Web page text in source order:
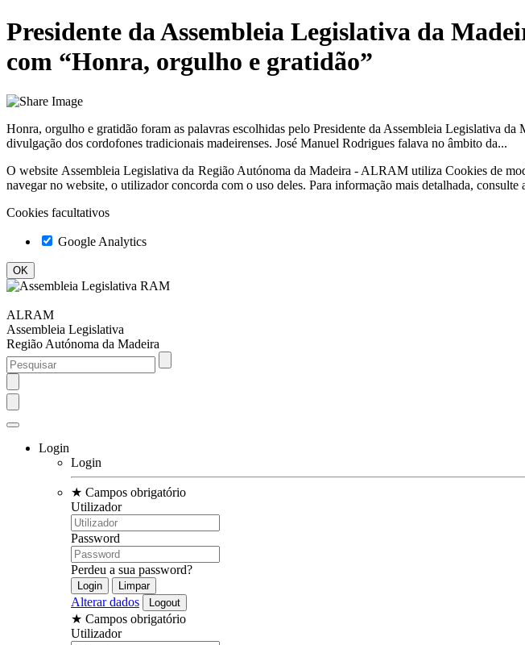
Presidente da Assembleia Legislativa da
com “Honra, orgulho e gratidão”
Honra, orgulho e gratidão foram as palavras escolhidas pelo Presidente da Assembleia Legislativa
divulgação dos cordofones tradicionais madeirenses. José Manuel Rodrigues falava no âmbito da...
O website Assembleia Legislativa da Região Autónoma da Madeira - ALRAM utiliza Cookies de
navegar no website, o utilizador concorda com o uso deles. Para informação mais detalhada, consulte
Cookies facultativos
Google Analytics
ALRAM
Assembleia Legislativa
Região Autónoma da Madeira
Login
Login
★ Campos obrigatório
Utilizador
Password
Perdeu a sua password?
Alterar dados
★ Campos obrigatório
Utilizador